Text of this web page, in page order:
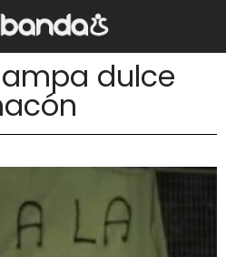
dulce